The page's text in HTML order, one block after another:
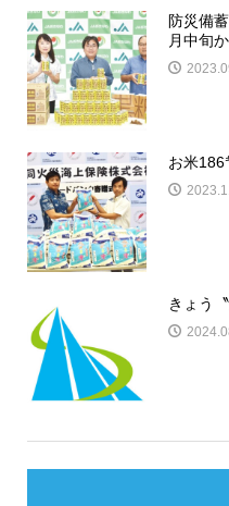
防災備
月中旬か
お米
きょう